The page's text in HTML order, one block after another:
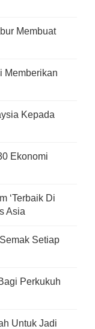
Membuat
Memberikan
Kepada
Ekonomi
‘Terbaik Di
Asia
Setiap
Perkukuh
Untuk Jadi